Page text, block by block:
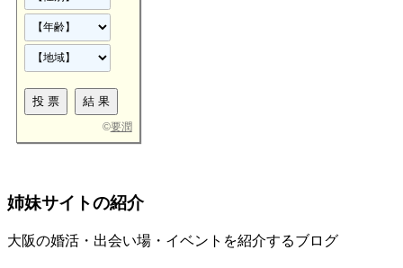
©要潤
姉妹サイトの紹介
大阪の婚活・出会い場・イベントを紹介するブログ